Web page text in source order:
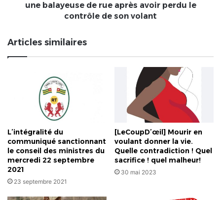
le
contrôle
une balayeuse de rue après avoir perdu le
contrôle de son volant
Articles similaires
L’intégralité du
communiqué sanctionnant
le conseil des ministres du
mercredi 22 septembre
2021
23 septembre 2021
[LeCoupD’œil] Mourir en
voulant donner la vie.
Quelle contradiction ! Quel
sacrifice ! quel malheur!
30 mai 2023